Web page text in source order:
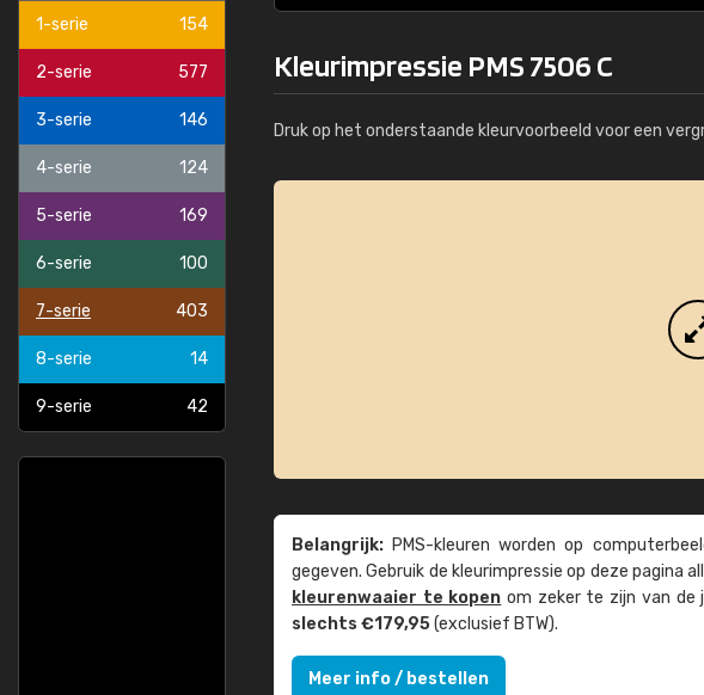
1-serie 154
2-serie 577
3-serie 146
4-serie 124
5-serie 169
6-serie 100
7-serie 403
8-serie 14
9-serie 42
Kleurimpressie PMS 7506 C
Druk op het onderstaande kleurvoorbeeld voor een
Belangrijk: PMS-kleuren worden op
gegeven. Gebruik de kleur­impressie op deze pagina
kleuren­waaier te kopen om zeker te zijn van de
slechts €179,95(exclusief BTW).
Meer info / bestellen